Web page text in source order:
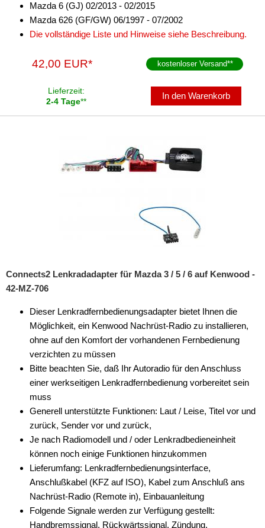
für Lancia
für Lexus
für Lincoln
für MAN
für Mazda
JVC
Kenwood
Pioneer
Sony
Universal
Zenec
für Mercedes
für Mercury
für MG
für Mini
für Mitsubishi
Mazda 6 (GJ) 02/2013 - 02/2015
Mazda 626 (GF/GW) 06/1997 - 07/2002
Die vollständige Liste und Hinweise siehe Beschreibung.
42,00 EUR* kostenloser Versand**
Lieferzeit:
2-4 Tage**
In den Warenkorb
Connects2 Lenkradadapter für Mazda 3 / 5 / 6 auf Kenwood -
42-MZ-706
Dieser Lenkradfernbedienungsadapter bietet Ihnen die
Möglichkeit, ein Kenwood Nachrüst-Radio zu installieren,
ohne auf den Komfort der vorhandenen Fernbedienung
verzichten zu müssen
Bitte beachten Sie, daß Ihr Autoradio für den Anschluss
einer werkseitigen Lenkradfernbedienung vorbereitet sein
muss
Generell unterstützte Funktionen: Laut / Leise, Titel vor und
zurück, Sender vor und zurück,
Je nach Radiomodell und / oder Lenkradbedieneinheit
können noch einige Funktionen hinzukommen
Lieferumfang: Lenkradfernbedienungsinterface,
Anschlußkabel (KFZ auf ISO), Kabel zum Anschluß ans
Nachrüst-Radio (Remote in), Einbauanleitung
Folgende Signale werden zur Verfügung gestellt:
Handbremssignal, Rückwärtssignal, Zündung,